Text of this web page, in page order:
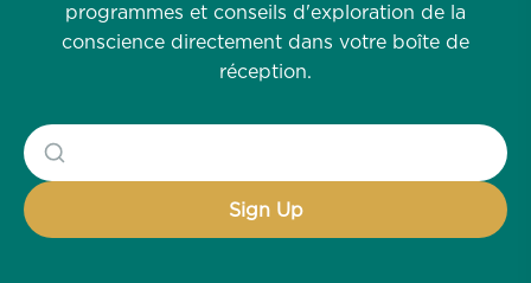
programmes et conseils d'exploration de la
conscience directement dans votre boîte de
réception.